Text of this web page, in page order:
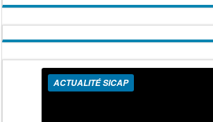
ACTUALITÉ SICAP